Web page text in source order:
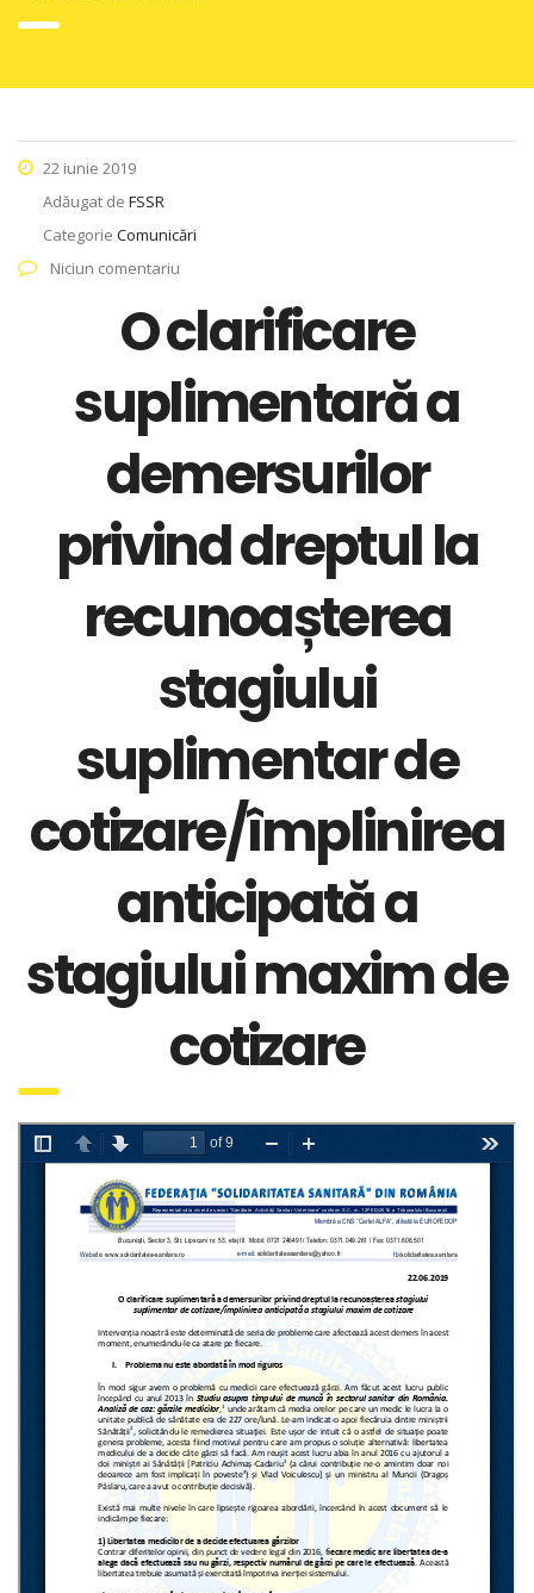
22 iunie 2019
Adăugat de FSSR
Categorie Comunicări
Niciun comentariu
O clarificare
suplimentară a
demersurilor
privind dreptul la
recunoașterea
stagiului
suplimentar de
cotizare/împlinirea
anticipată a
stagiului maxim de
cotizare